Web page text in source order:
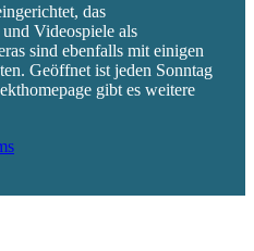
das
Videospiele als
sind ebenfalls mit einigen
Geöffnet ist jeden Sonntag
gibt es weitere